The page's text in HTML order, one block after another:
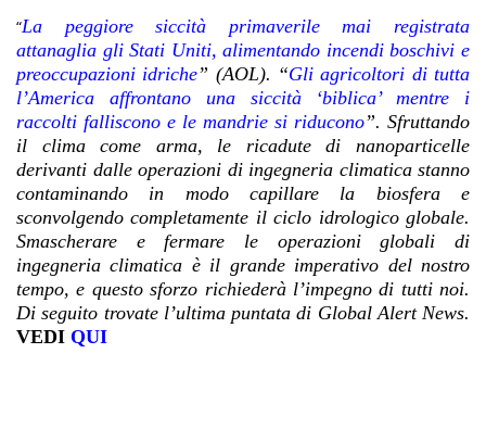
“La peggiore siccità primaverile mai registrata
attanaglia gli Stati Uniti, alimentando incendi boschivi e
preoccupazioni idriche” (AOL). “Gli agricoltori di tutta
l’America affrontano una siccità ‘biblica’ mentre i
raccolti falliscono e le mandrie si riducono”. Sfruttando
il clima come arma, le ricadute di nanoparticelle
derivanti dalle operazioni di ingegneria climatica stanno
contaminando in modo capillare la biosfera e
sconvolgendo completamente il ciclo idrologico globale.
Smascherare e fermare le operazioni globali di
ingegneria climatica è il grande imperativo del nostro
tempo, e questo sforzo richiederà l’impegno di tutti noi.
Di seguito trovate l’ultima puntata di Global Alert News.
VEDI QUI